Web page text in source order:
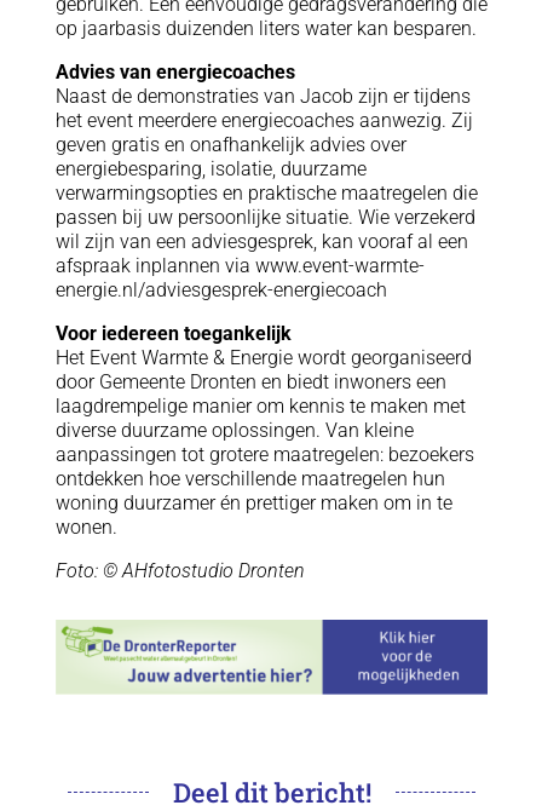
op jaarbasis duizenden liters water kan besparen.
Advies van energiecoaches
Naast de demonstraties van Jacob zijn er tijdens
het event meerdere energiecoaches aanwezig. Zij
geven gratis en onafhankelijk advies over
energiebesparing, isolatie, duurzame
verwarmingsopties en praktische maatregelen die
passen bij uw persoonlijke situatie. Wie verzekerd
wil zijn van een adviesgesprek, kan vooraf al een
afspraak inplannen via www.event-warmte-
energie.nl/adviesgesprek-energiecoach
Voor iedereen toegankelijk
Het Event Warmte & Energie wordt georganiseerd
door Gemeente Dronten en biedt inwoners een
laagdrempelige manier om kennis te maken met
diverse duurzame oplossingen. Van kleine
aanpassingen tot grotere maatregelen: bezoekers
ontdekken hoe verschillende maatregelen hun
woning duurzamer én prettiger maken om in te
wonen.
Foto: © AHfotostudio Dronten
Deel dit bericht!